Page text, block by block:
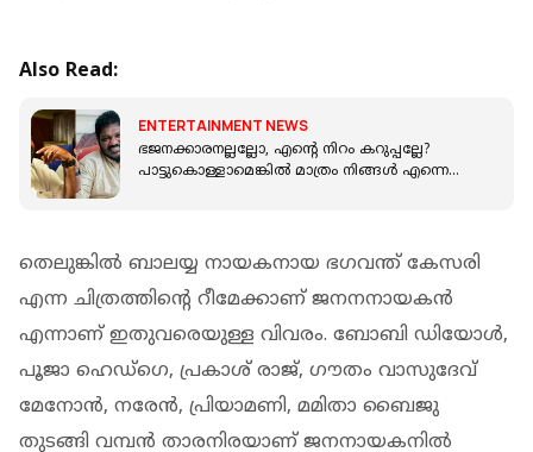
Also Read:
ENTERTAINMENT NEWS
ഭജനക്കാരനല്ലല്ലോ, എന്റെ നിറം കറുപ്പല്ലേ?
പാട്ടുകൊള്ളാമെങ്കിൽ മാത്രം നിങ്ങൾ എന്നെ
തെലുങ്കിൽ ബാലയ്യ നായകനായ ഭഗവന്ത് കേസരി
എന്ന ചിത്രത്തിന്റെ റീമേക്കാണ് ജനനനായകൻ
എന്നാണ് ഇതുവരെയുള്ള വിവരം. ബോബി ഡിയോൾ,
പൂജാ ഹെഡ്ഗെ, പ്രകാശ് രാജ്, ഗൗതം വാസുദേവ്
മേനോൻ, നരേൻ, പ്രിയാമണി, മമിതാ ബൈജു
തുടങ്ങി വമ്പൻ താരനിരയാണ് ജനനായകനിൽ